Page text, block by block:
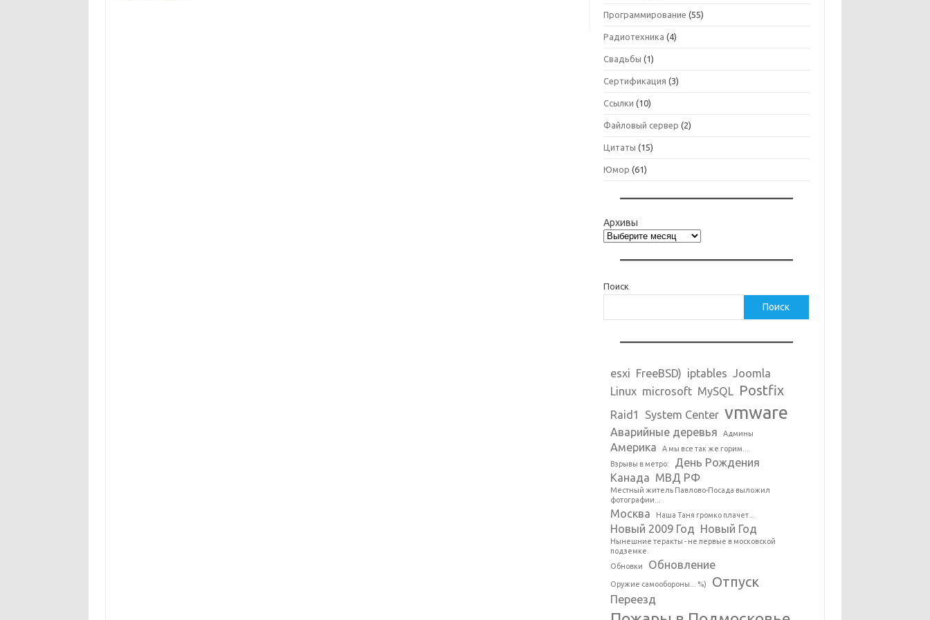
Программирование (55)
Радиотехника (4)
Свадьбы (1)
Сертификация (3)
Ссылки (10)
Файловый сервер (2)
Цитаты (15)
Юмор (61)
Архивы
Поиск
Поиск
esxi FreeBSD) iptables Joomla
Linux microsoft MySQL Postfix
Raid1 System Center vmware
Аварийные деревья Админы
Америка
А мы все так же горим...
Взрывы в метро:
День Рождения
Канада МВД РФ
Местный житель Павлово-Посада выложил
фотографии...
Москва Наша Таня громко плачет...
Новый 2009 Год Новый Год
Нынешние теракты - не первые в московской
подземке.
Обновки
Обновление
Оружие самообороны... %) Отпуск
Переезд